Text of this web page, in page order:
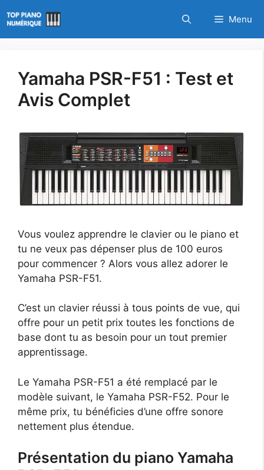
au
contenu
Menu
Yamaha PSR-F51 : Test et
Avis Complet
Vous voulez apprendre le clavier ou le piano et
tu ne veux pas dépenser plus de 100 euros
pour commencer ? Alors vous allez adorer le
Yamaha PSR-F51.
C’est un clavier réussi à tous points de vue, qui
offre pour un petit prix toutes les fonctions de
base dont tu as besoin pour un tout premier
apprentissage.
Le Yamaha PSR-F51 a été remplacé par le
modèle suivant, le Yamaha PSR-F52. Pour le
même prix, tu bénéficies d’une offre sonore
nettement plus étendue.
Présentation du piano Yamaha